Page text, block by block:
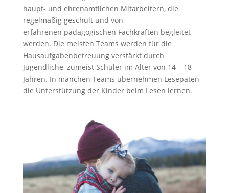
haupt- und ehrenamtlichen Mitarbeitern, die
regelmäßig geschult und von
erfahrenen pädagogischen Fachkräften begleitet
werden. Die meisten Teams werden für die
Hausaufgabenbetreuung verstärkt durch
Jugendliche, zumeist Schüler im Alter von 14 – 18
Jahren. In manchen Teams übernehmen Lesepaten
die Unterstützung der Kinder beim Lesen lernen.